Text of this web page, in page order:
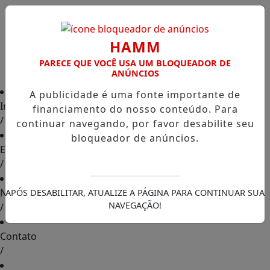
Início
/
Edições
/
Notícias
/
Contato
/
HAMM
PARECE QUE VOCÊ USA UM BLOQUEADOR DE
ANÚNCIOS
A publicidade é uma fonte importante de
financiamento do nosso conteúdo. Para
continuar navegando, por favor desabilite seu
bloqueador de anúncios.
APÓS DESABILITAR, ATUALIZE A PÁGINA PARA CONTINUAR SUA
NAVEGAÇÃO!